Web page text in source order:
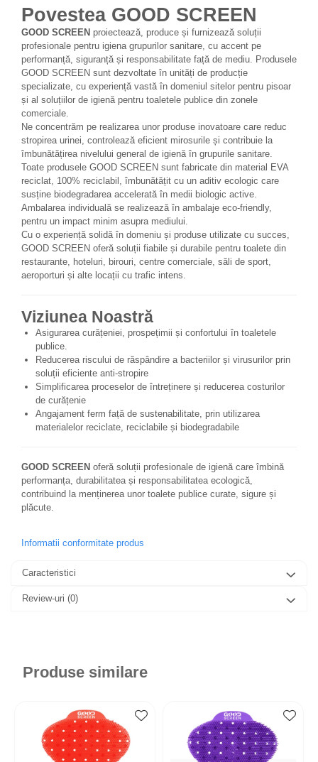
Povestea GOOD SCREEN
GOOD SCREEN proiectează, produce și furnizează soluții
profesionale pentru igiena grupurilor sanitare, cu accent pe
performanță, siguranță și responsabilitate față de mediu. Produsele
GOOD SCREEN sunt dezvoltate în unități de producție
specializate, cu experiență vastă în domeniul sitelor pentru pisoar
și al soluțiilor de igienă pentru toaletele publice din zonele
comerciale.
Ne concentrăm pe realizarea unor produse inovatoare care reduc
stropirea urinei, controlează eficient mirosurile și contribuie la
îmbunătățirea nivelului general de igienă în grupurile sanitare.
Toate produsele GOOD SCREEN sunt fabricate din material EVA
reciclat, 100% reciclabil, îmbunătățit cu un aditiv ecologic care
susține biodegradarea accelerată în medii biologic active.
Ambalarea individuală se realizează în ambalaje eco-friendly,
pentru un impact minim asupra mediului.
Cu o experiență solidă în domeniu și produse utilizate cu succes,
GOOD SCREEN oferă soluții fiabile și durabile pentru toalete din
restaurante, hoteluri, birouri, centre comerciale, săli de sport,
aeroporturi și alte locații cu trafic intens.
Viziunea Noastră
Asigurarea curățeniei, prospețimii și confortului în toaletele
publice.
Reducerea riscului de răspândire a bacteriilor și virusurilor prin
soluții eficiente anti-stropire
Simplificarea proceselor de întreținere și reducerea costurilor
de curățenie
Angajament ferm față de sustenabilitate, prin utilizarea
materialelor reciclate, reciclabile și biodegradabile
GOOD SCREEN oferă soluții profesionale de igienă care îmbină
performanța, durabilitatea și responsabilitatea ecologică,
contribuind la menținerea unor toalete publice curate, sigure și
plăcute.
Informatii conformitate produs
Caracteristici
Review-uri (0)
Produse similare